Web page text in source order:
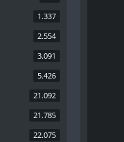
1.337
2.554
3.091
5.426
21.092
21.785
22.075